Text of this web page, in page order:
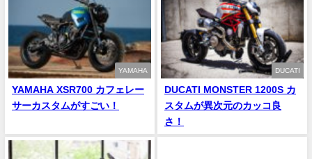
YAMAHA
YAMAHA XSR700 カフェレー
サーカスタムがすごい！
DUCATI
DUCATI MONSTER 1200S カ
スタムが異次元のカッコ良
さ！